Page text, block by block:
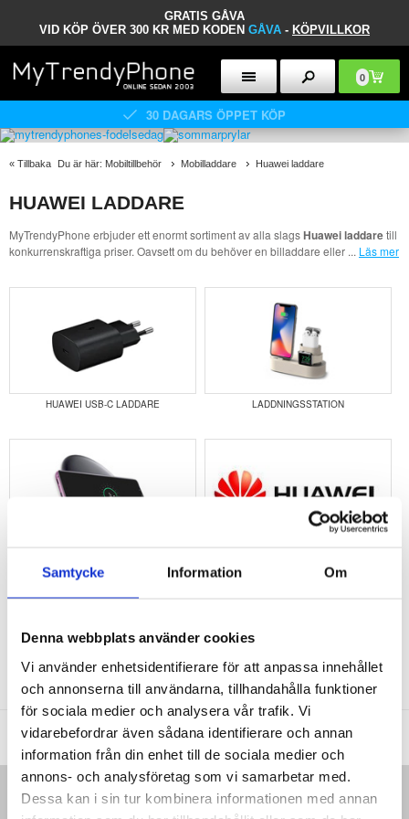
Samtycke Information Om
Denna webbplats använder cookies
Vi använder enhetsidentifierare för att anpassa innehållet
och annonserna till användarna, tillhandahålla funktioner
för sociala medier och analysera vår trafik. Vi
vidarebefordrar även sådana identifierare och annan
information från din enhet till de sociala medier och
annons- och analysföretag som vi samarbetar med.
Dessa kan i sin tur kombinera informationen med annan
GRATIS GÅVA
VID KÖP ÖVER 300 KR MED KODEN GÅVA - KÖPVILLKOR
0
30 DAGARS ÖPPET KÖP
« Tillbaka Du är här: Mobiltillbehör Mobilladdare Huawei laddare
HUAWEI LADDARE
MyTrendyPhone erbjuder ett enormt sortiment av alla slagsHuawei laddaretill
konkurrenskraftiga priser. Oavsett om du behöver en billaddare eller ... Läs mer
HUAWEI USB-C LADDARE LADDNINGSSTATION
multipraktisk trådlös laddare hittar du det lätt hos oss. Sök igenom vårt utbud
och välj den mobilladdare du behöver till din Huawei enhet redan idag.
MTP DK APS | KARLEBOVEJ 59 3400 HILLERØD | DANMARK
SUPPORT@MYTRENDYPHONE.SE
HEM